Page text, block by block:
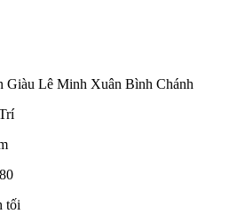
Giàu Lê Minh Xuân Bình Chánh
tối